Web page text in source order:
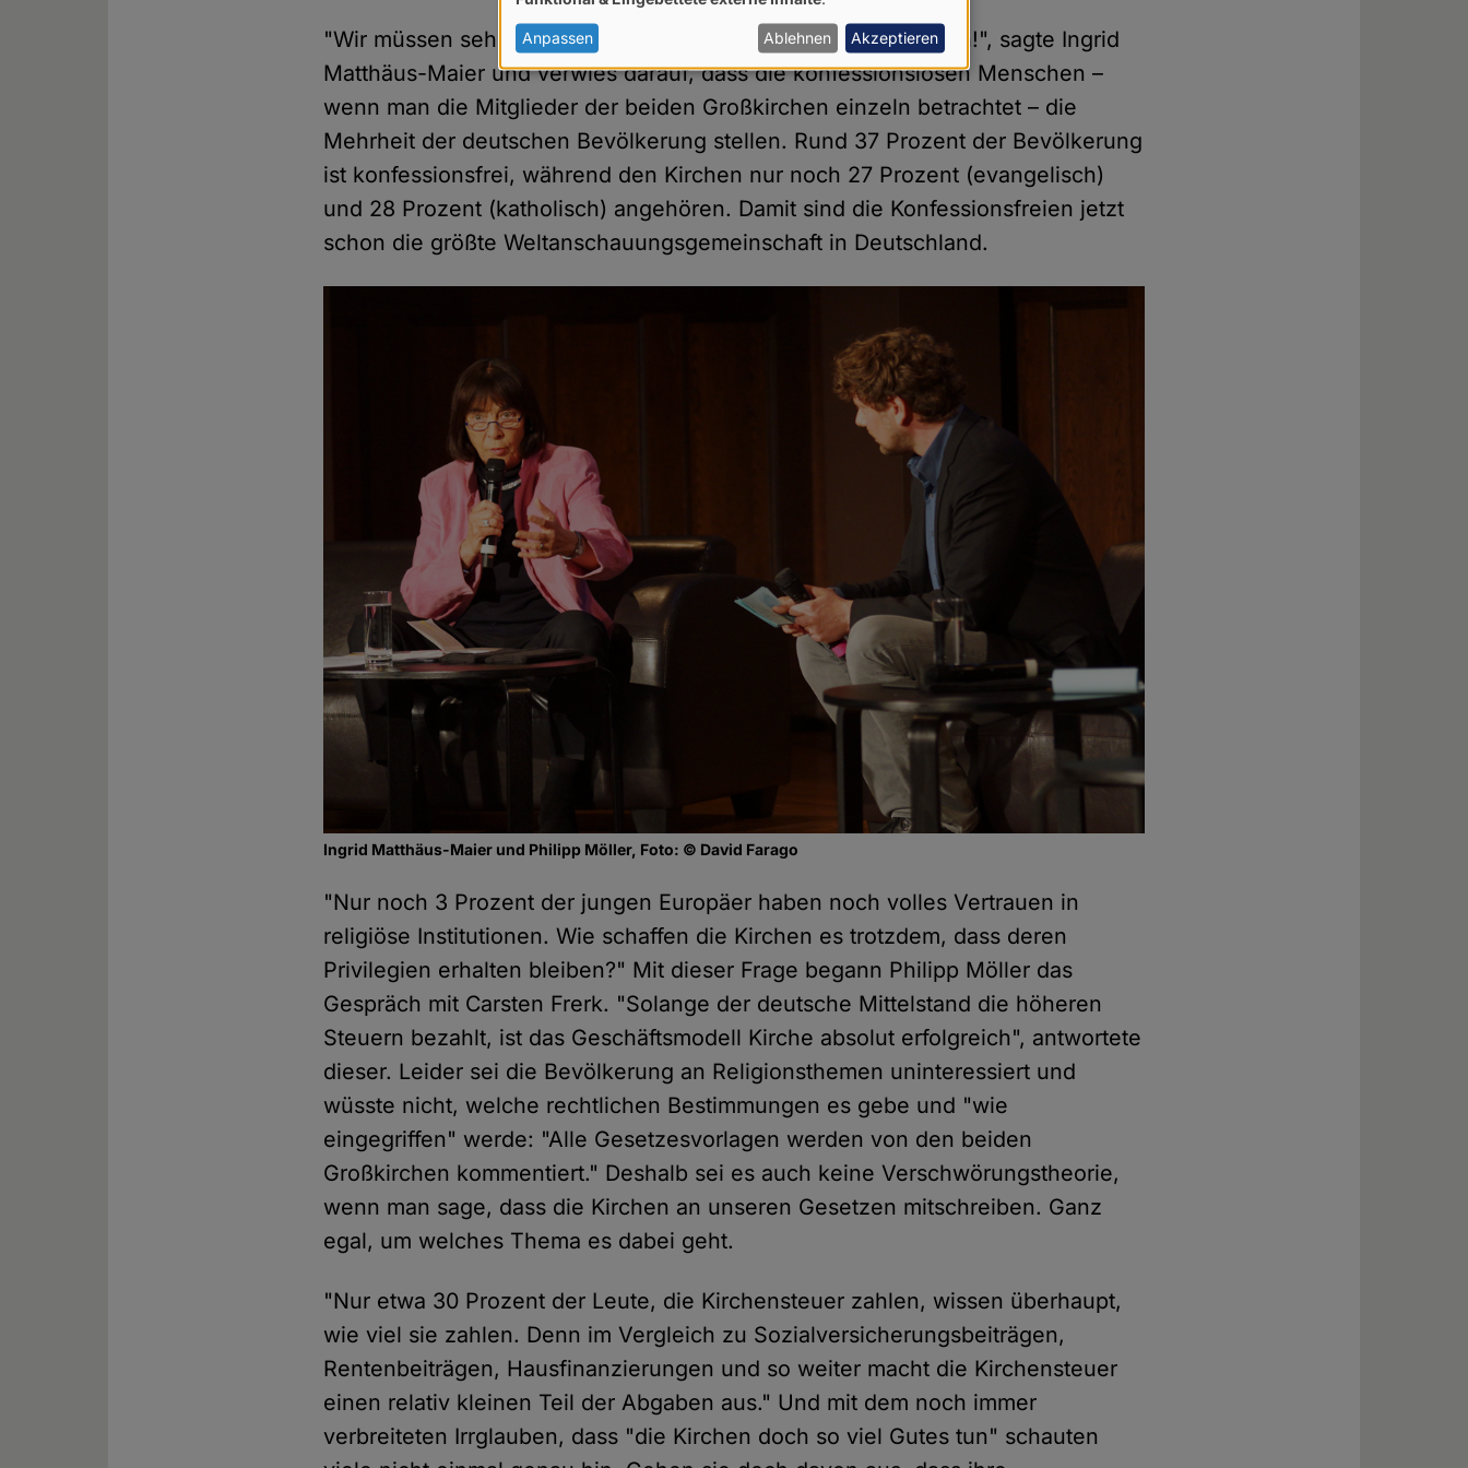
"Wir müssen sehr viel offensiver und selbstbewusster auftreten!", sagte Ingrid
Matthäus-Maier und verwies darauf, dass die konfessionslosen Menschen –
wenn man die Mitglieder der beiden Großkirchen einzeln betrachtet – die
Mehrheit der deutschen Bevölkerung stellen. Rund 37 Prozent der Bevölkerung
ist konfessionsfrei, während den Kirchen nur noch 27 Prozent (evangelisch)
und 28 Prozent (katholisch) angehören. Damit sind die Konfessionsfreien jetzt
schon die größte Weltanschauungsgemeinschaft in Deutschland.
Ingrid Matthäus-Maier und Philipp Möller, Foto: © David Farago
"Nur noch 3 Prozent der jungen Europäer haben noch volles Vertrauen in
religiöse Institutionen. Wie schaffen die Kirchen es trotzdem, dass deren
Privilegien erhalten bleiben?" Mit dieser Frage begann Philipp Möller das
Gespräch mit Carsten Frerk. "Solange der deutsche Mittelstand die höheren
Steuern bezahlt, ist das Geschäftsmodell Kirche absolut erfolgreich", antwortete
dieser. Leider sei die Bevölkerung an Religionsthemen uninteressiert und
wüsste nicht, welche rechtlichen Bestimmungen es gebe und "wie
eingegriffen" werde: "Alle Gesetzesvorlagen werden von den beiden
Großkirchen kommentiert." Deshalb sei es auch keine Verschwörungstheorie,
wenn man sage, dass die Kirchen an unseren Gesetzen mitschreiben. Ganz
egal, um welches Thema es dabei geht.
"Nur etwa 30 Prozent der Leute, die Kirchensteuer zahlen, wissen überhaupt,
wie viel sie zahlen. Denn im Vergleich zu Sozialversicherungsbeiträgen,
Rentenbeiträgen, Hausfinanzierungen und so weiter macht die Kirchensteuer
einen relativ kleinen Teil der Abgaben aus." Und mit dem noch immer
verbreiteten Irrglauben, dass "die Kirchen doch so viel Gutes tun" schauten
von
personenbezogenen
Daten
und
Cookies
Anpassen Ablehnen Akzeptieren